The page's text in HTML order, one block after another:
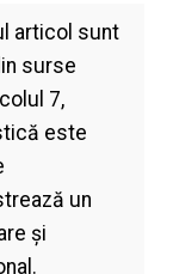
articol sunt
surse
7,
este
un
şi